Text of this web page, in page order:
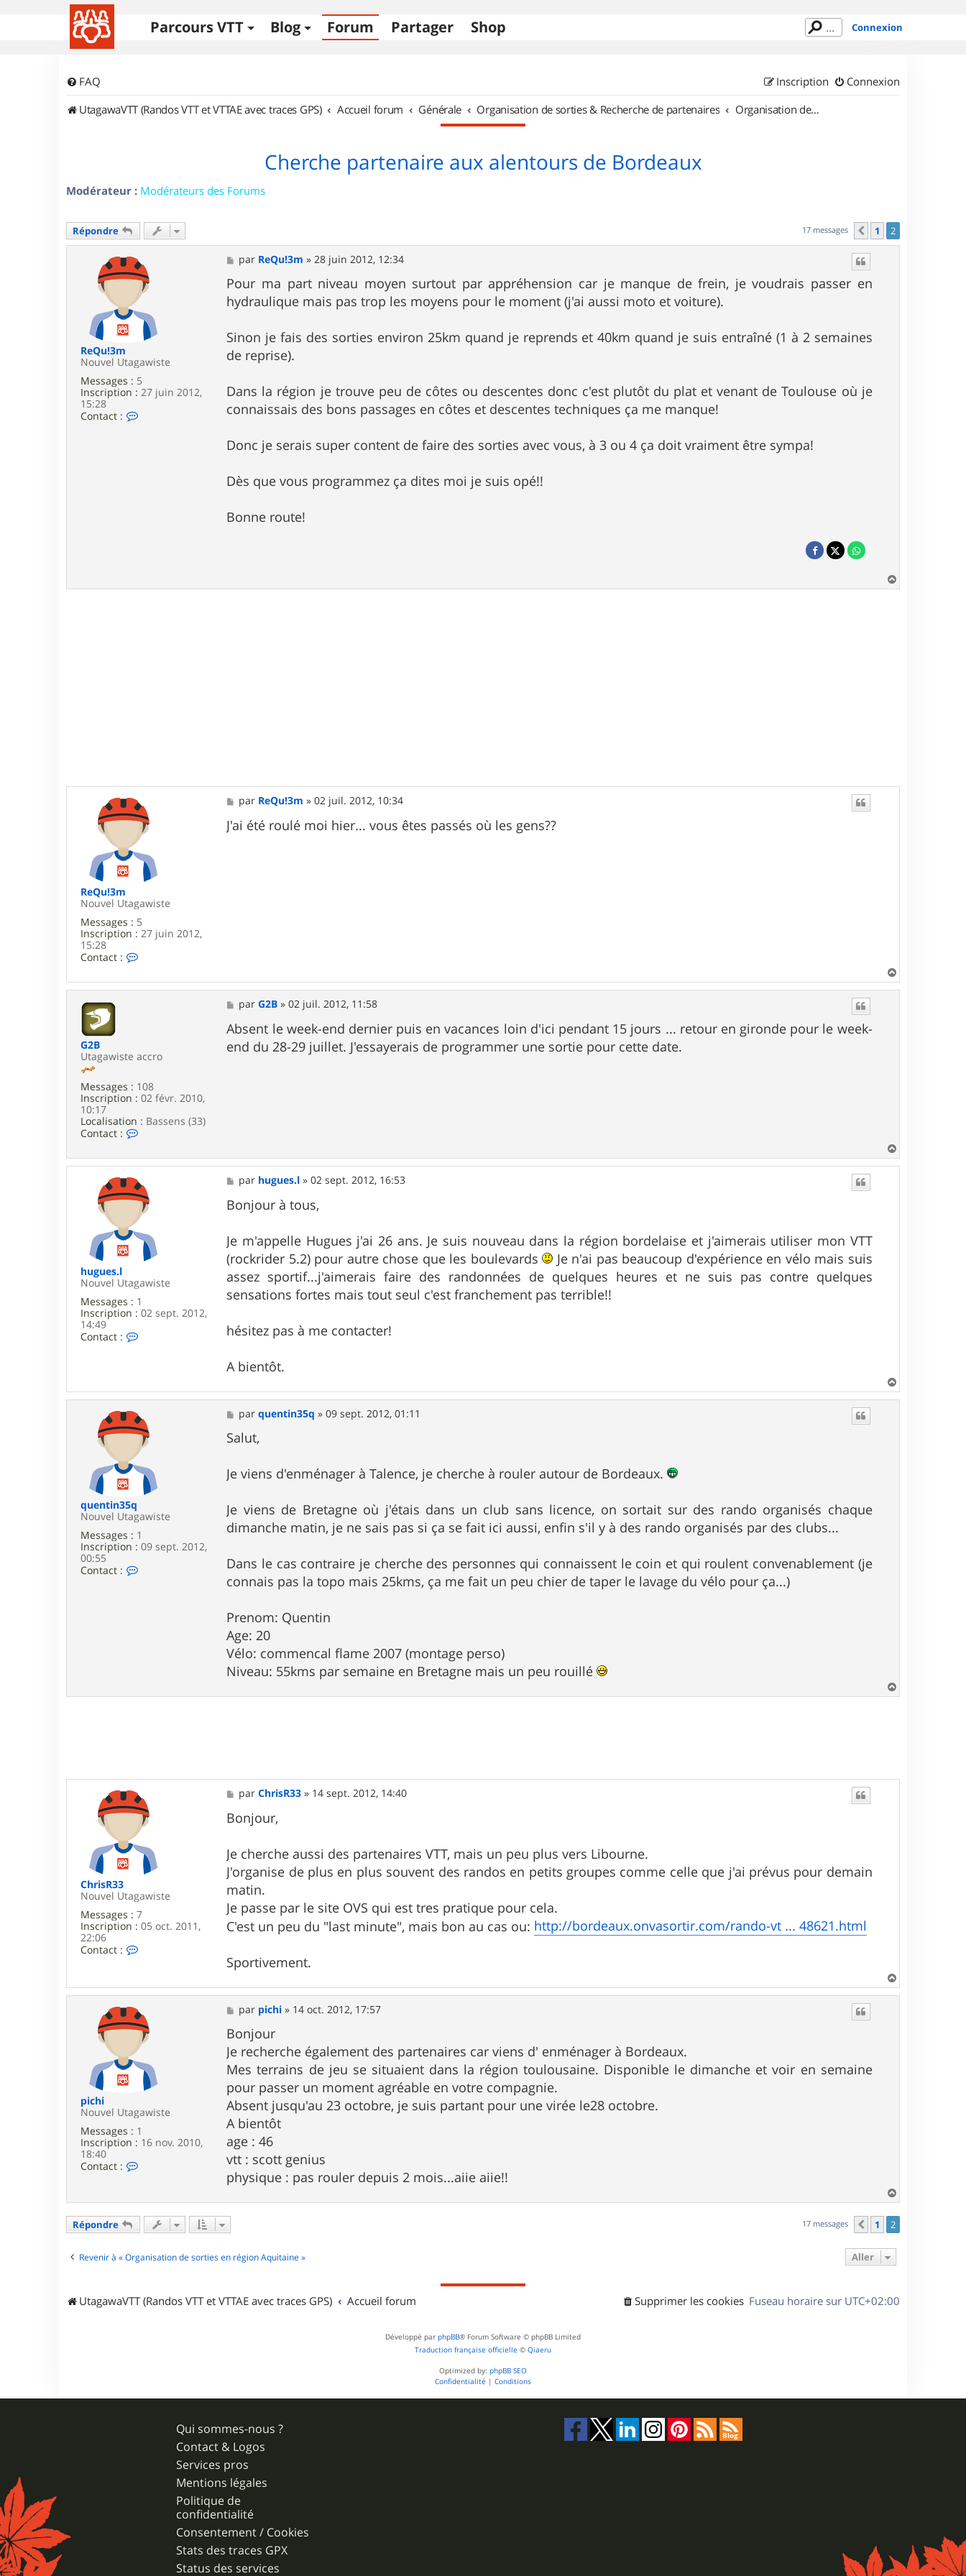
Parcours VTT Blog Forum Partager Shop Connexion
FAQ Connexion
Inscription
UtagawaVTT (Randos VTT et VTTAE avec traces GPS)
Accueil forum Générale Organisation de sorties & Recherche de partenaires Organisation de sorties en région Aquitaine
Cherche partenaire aux alentours de Bordeaux
Modérateur : Modérateurs des Forums
Répondre 17 messages Précédent
1 2
ReQu!3m
Nouvel Utagawiste
Messages : 5
Inscription : 27 juin 2012,
15:28
Contact :
m
M
e
s
s
a
par ReQu!3m »28 juin 2012, 12:34
Pour ma part niveau moyen surtout par appréhension car je manque de frein, je voudrais passer en
hydraulique mais pas trop les moyens pour le moment (j'ai aussi moto et voiture).
Sinon je fais des sorties environ 25km quand je reprends et 40km quand je suis entraîné (1 à 2 semaines
de reprise).
Dans la région je trouve peu de côtes ou descentes donc c'est plutôt du plat et venant de Toulouse où je
connaissais des bons passages en côtes et descentes techniques ça me manque!
Donc je serais super content de faire des sorties avec vous, à 3 ou 4 ça doit vraiment être sympa!
Dès que vous programmez ça dites moi je suis opé!!
Bonne route!
a
ReQu!3m
Nouvel Utagawiste
Messages : 5
Inscription : 27 juin 2012,
15:28
Contact :
n
t
R
Q
u
!
3
m
M
e
s
s
par ReQu!3m »02 juil. 2012, 10:34
J'ai été roulé moi hier... vous êtes passés où les gens??
a
G2B
Utagawiste accro
Messages : 108
Inscription : 02 févr. 2010,
10:17
Localisation : Bassens (33)
Contact :
t
c
t
e
G
2
B
M
e
s
s
a
parG2B »02 juil. 2012, 11:58
Absent le week-end dernier puis en vacances loin d'ici pendant 15 jours ... retour en gironde pour le week-
end du 28-29 juillet. J'essayerais de programmer une sortie pour cette date.
a
hugues.l
Nouvel Utagawiste
Messages : 1
Inscription : 02 sept. 2012,
14:49
Contact :
c
e
r
h
u
u
e
s
l
M
e
s
s
g
e
par hugues.l »02 sept. 2012, 16:53
Bonjour à tous,
Je m'appelle Hugues j'ai 26 ans. Je suis nouveau dans la région bordelaise et j'aimerais utiliser mon VTT
(rockrider 5.2) pour autre chose que les boulevards
Je n'ai pas beaucoup d'expérience en vélo mais suis
assez sportif...j'aimerais faire des randonnées de quelques heures et ne suis pas contre quelques
sensations fortes mais tout seul c'est franchement pas terrible!!
hésitez pas à me contacter!
A bientôt.
a
quentin35q
Nouvel Utagawiste
Messages : 1
Inscription : 09 sept. 2012,
00:55
Contact :
e
M
e
s
s
g
e
parquentin35q »09 sept. 2012, 01:11
Salut,
Je viens d'enménager à Talence, je cherche à rouler autour de Bordeaux.
Je viens de Bretagne où j'étais dans un club sans licence, on sortait sur des rando organisés chaque
dimanche matin, je ne sais pas si ça se fait ici aussi, enfin s'il y à des rando organisés par des clubs...
Dans le cas contraire je cherche des personnes qui connaissent le coin et qui roulent convenablement (je
connais pas la topo mais 25kms, ça me fait un peu chier de taper le lavage du vélo pour ça...)
Prenom: Quentin
Age: 20
Vélo: commencal flame 2007 (montage perso)
Niveau: 55kms par semaine en Bretagne mais un peu rouillé
a
ChrisR33
Nouvel Utagawiste
Messages : 7
Inscription : 05 oct. 2011,
22:06
Contact :
a
t
e
r
C
h
r
R
3
M
e
s
s
g
e
parChrisR33 » 14 sept. 2012, 14:40
Bonjour,
Je cherche aussi des partenaires VTT, mais un peu plus vers Libourne.
J'organise de plus en plus souvent des randos en petits groupes comme celle que j'ai prévus pour demain
matin.
Je passe par le site OVS qui est tres pratique pour cela.
C'est un peu du "last minute", mais bon au cas ou: http://bordeaux.onvasortir.com/rando-vt ... 48621.html
Sportivement.
a
pichi
Nouvel Utagawiste
Messages : 1
Inscription : 16 nov. 2010,
18:40
Contact :
t
r
h
M
e
s
s
a
g
e
par pichi » 14 oct. 2012, 17:57
Bonjour
Je recherche également des partenaires car viens d' enménager à Bordeaux.
Mes terrains de jeu se situaient dans la région toulousaine. Disponible le dimanche et voir en semaine
pour passer un moment agréable en votre compagnie.
Absent jusqu'au 23 octobre, je suis partant pour une virée le28 octobre.
A bientôt
age : 46
vtt : scott genius
physique : pas rouler depuis 2 mois...aiie aiie!!
a
u
Répondre 17 messages Précédent
1 2
Revenir à « Organisation de sorties en région Aquitaine » Aller
UtagawaVTT (Randos VTT et VTTAE avec traces GPS) Accueil forum Fuseau horaire sur UTC+02:00
Supprimer les cookies
Développé par phpBB® Forum Software © phpBB Limited
Traduction française officielle © Qiaeru
Optimized by: phpBB SEO
Confidentialité | Conditions
Qui sommes-nous ?
Contact & Logos
Services pros
Mentions légales
Politique de
confidentialité
Consentement / Cookies
Stats des traces GPX
Status des services